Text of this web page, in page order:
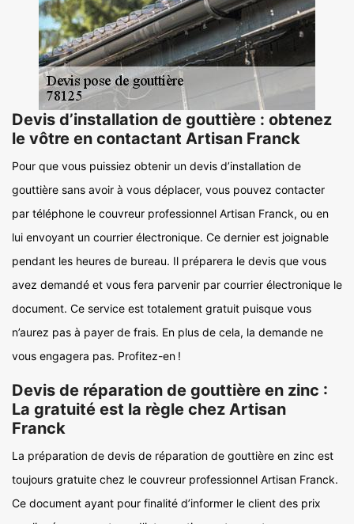
Devis d’installation de gouttière : obtenez
le vôtre en contactant Artisan Franck
Pour que vous puissiez obtenir un devis d’installation de
gouttière sans avoir à vous déplacer, vous pouvez contacter
par téléphone le couvreur professionnel Artisan Franck, ou en
lui envoyant un courrier électronique. Ce dernier est joignable
pendant les heures de bureau. Il préparera le devis que vous
avez demandé et vous fera parvenir par courrier électronique le
document. Ce service est totalement gratuit puisque vous
n’aurez pas à payer de frais. En plus de cela, la demande ne
vous engagera pas. Profitez-en !
Devis de réparation de gouttière en zinc :
La gratuité est la règle chez Artisan
Franck
La préparation de devis de réparation de gouttière en zinc est
toujours gratuite chez le couvreur professionnel Artisan Franck.
Ce document ayant pour finalité d’informer le client des prix